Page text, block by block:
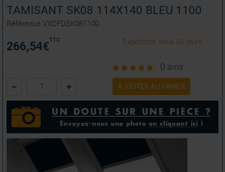
TAMISANT SK08 114X140 BLEU 1100
Référence VXDFDSK081100
266,54€TTC Expédition sous 60 jours
0 avis
AJOUTER AU PANIER